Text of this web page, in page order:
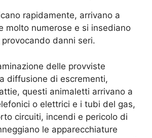
rapidamente, arrivano a
molto numerose e si insediano
danni seri.
delle provviste
diffusione di escrementi,
questi animaletti arrivano a
o elettrici e i tubi del gas,
circuiti, incendi e pericolo di
le apparecchiature